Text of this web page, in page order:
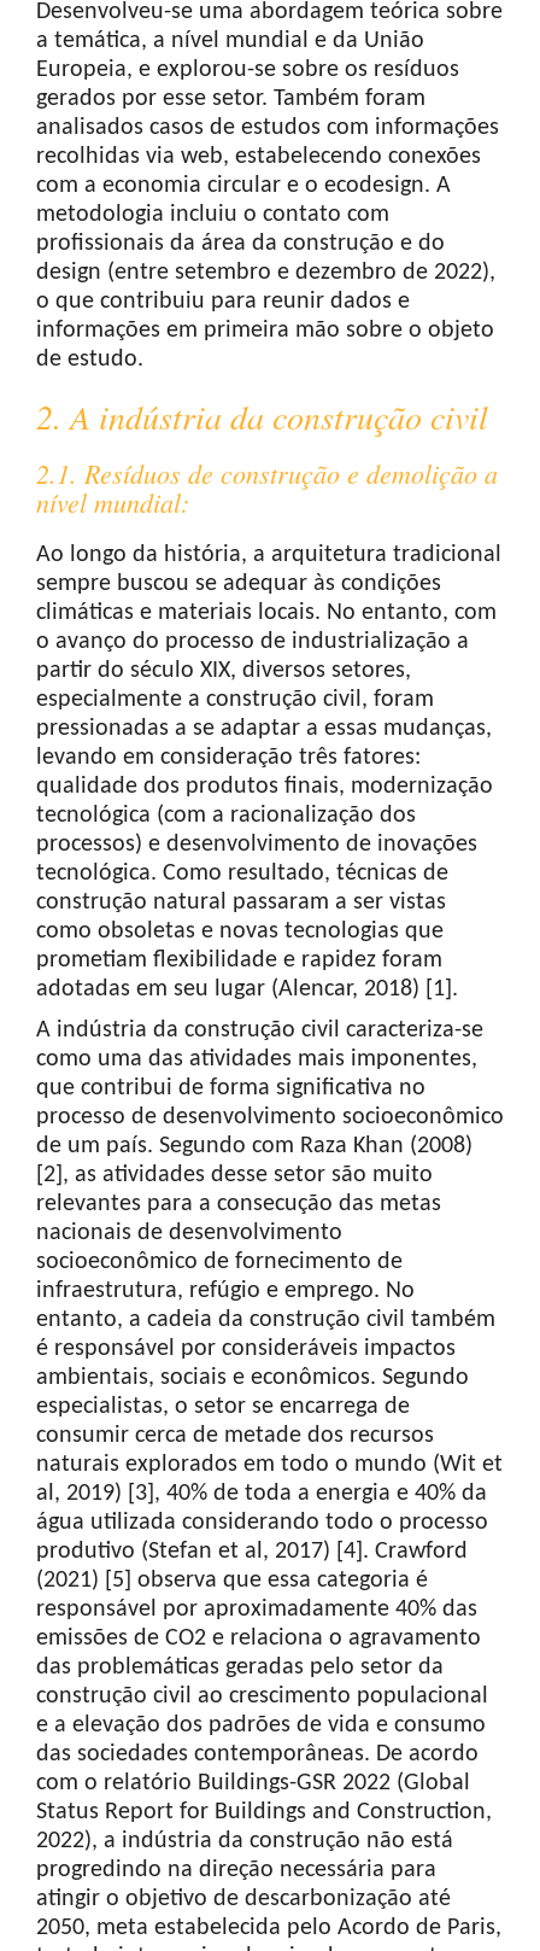
Desenvolveu-se uma abordagem teórica sobre
a temática, a nível mundial e da União
Europeia, e explorou-se sobre os resíduos
gerados por esse setor. Também foram
analisados casos de estudos com informações
recolhidas via web, estabelecendo conexões
com a economia circular e o ecodesign. A
metodologia incluiu o contato com
profissionais da área da construção e do
design (entre setembro e dezembro de 2022),
o que contribuiu para reunir dados e
informações em primeira mão sobre o objeto
de estudo.
2. A indústria da construção civil
2.1. Resíduos de construção e demolição a
nível mundial:
Ao longo da história, a arquitetura tradicional
sempre buscou se adequar às condições
climáticas e materiais locais. No entanto, com
o avanço do processo de industrialização a
partir do século XIX, diversos setores,
especialmente a construção civil, foram
pressionadas a se adaptar a essas mudanças,
levando em consideração três fatores:
qualidade dos produtos finais, modernização
tecnológica (com a racionalização dos
processos) e desenvolvimento de inovações
tecnológica. Como resultado, técnicas de
construção natural passaram a ser vistas
como obsoletas e novas tecnologias que
prometiam flexibilidade e rapidez foram
adotadas em seu lugar (Alencar, 2018) [1].
A indústria da construção civil caracteriza-se
como uma das atividades mais imponentes,
que contribui de forma significativa no
processo de desenvolvimento socioeconômico
de um país. Segundo com Raza Khan (2008)
[2], as atividades desse setor são muito
relevantes para a consecução das metas
nacionais de desenvolvimento
socioeconômico de fornecimento de
infraestrutura, refúgio e emprego. No
entanto, a cadeia da construção civil também
é responsável por consideráveis impactos
ambientais, sociais e econômicos. Segundo
especialistas, o setor se encarrega de
consumir cerca de metade dos recursos
naturais explorados em todo o mundo (Wit et
al, 2019) [3], 40% de toda a energia e 40% da
água utilizada considerando todo o processo
produtivo (Stefan et al, 2017) [4]. Crawford
(2021) [5] observa que essa categoria é
responsável por aproximadamente 40% das
emissões de CO2 e relaciona o agravamento
das problemáticas geradas pelo setor da
construção civil ao crescimento populacional
e a elevação dos padrões de vida e consumo
das sociedades contemporâneas. De acordo
com o relatório Buildings-GSR 2022 (Global
Status Report for Buildings and Construction,
2022), a indústria da construção não está
progredindo na direção necessária para
atingir o objetivo de descarbonização até
2050, meta estabelecida pelo Acordo de Paris,